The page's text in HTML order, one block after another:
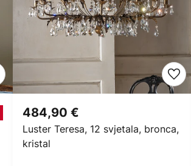
Luster Teresa, 12 svjetala, bronca,
kristal
484,90 €